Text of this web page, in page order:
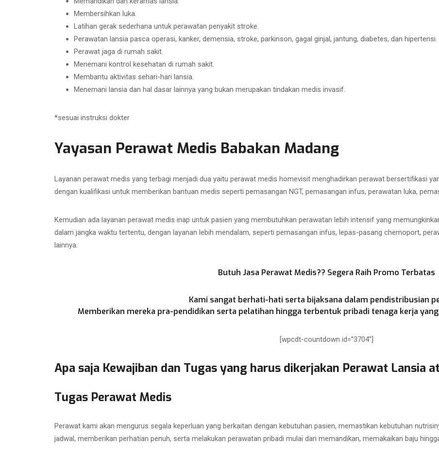
Membersihkan luka.
Latihan gerak sederhana untuk perawatan penyakit stroke.
Perawatan lansia pasca operasi, kanker, demensia, stroke, parkinson, gagal ginjal, jantung, diabetes, dan hipertensi.
Perawat jaga di rumah sakit.
Menemani kontrol kesehatan di rumah sakit.
Membantu aktivitas sehari-hari lansia.
Menemani lansia dan hal dasar lainnya yang bukan merupakan tindakan medis invasif.
*sesuai instruksi dokter
Yayasan Perawat Medis Babakan Madang
Layanan perawat medis yang terbagi menjadi dua yaitu perawat medis homevisit menghadirkan perawat bersertifikasi
dengan kualifikasi untuk memberikan bantuan medis seperti pemasangan NGT, pemasangan infus, perawatan luka,
Kemudian ada layanan perawat medis inap untuk pasien yang membutuhkan perawatan lebih intensif yang
dalam jangka waktu tertentu, dengan layanan lebih mendalam, seperti pemasangan infus, lepas-pasang chemoport,
lainnya.
Butuh Jasa Perawat Medis?? Segera Raih Promo Terbatas
Kami sangat berhati-hati serta bijaksana dalam pendistribusian
Memberikan mereka pra-pendidikan serta pelatihan hingga terbentuk pribadi tenaga kerja
[wpcdt-countdown id=”3704″]
Apa saja Kewajiban dan Tugas yang harus dikerjakan Perawat Lansia
Tugas Perawat Medis
Perawat kami akan mengurus segala keperluan yang berkaitan dengan kebutuhan pasien, memastikan kebutuhan
jadwal, memberikan perhatian penuh, serta melakukan perawatan pribadi mulai dari memandikan, memakaikan baju